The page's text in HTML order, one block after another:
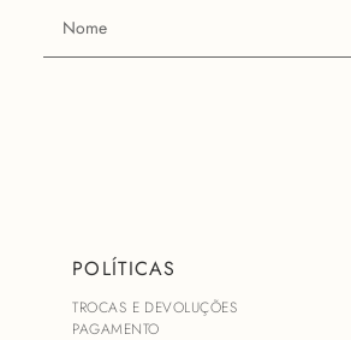
POLÍTICAS
TROCAS E DEVOLUÇÕES
PAGAMENTO